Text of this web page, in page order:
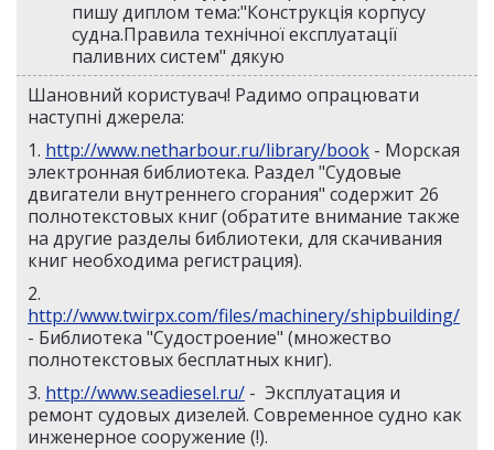
пишу диплом тема:"Конструкція корпусу
судна.Правила технічної експлуатації
паливних систем" дякую
Шановний користувач! Радимо опрацювати
наступні джерела:
1. http://www.netharbour.ru/library/book - Морская
электронная библиотека. Раздел "Судовые
двигатели внутреннего сгорания" содержит 26
полнотекстовых книг (обратите внимание также
на другие разделы библиотеки, для скачивания
книг необходима регистрация).
2.
http://www.twirpx.com/files/machinery/shipbuilding/
- Библиотека "Судостроение" (множество
полнотекстовых бесплатных книг).
3. http://www.seadiesel.ru/ - Эксплуатация и
ремонт судовых дизелей. Современное судно как
инженерное сооружение (!).